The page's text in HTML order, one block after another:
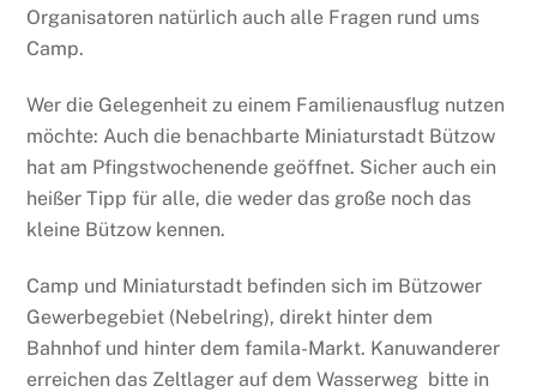
Organisatoren natürlich auch alle Fragen rund ums
Camp.
Wer die Gelegenheit zu einem Familienausflug nutzen
möchte: Auch die benachbarte Miniaturstadt Bützow
hat am Pfingstwochenende geöffnet. Sicher auch ein
heißer Tipp für alle, die weder das große noch das
kleine Bützow kennen.
Camp und Miniaturstadt befinden sich im Bützower
Gewerbegebiet (Nebelring), direkt hinter dem
Bahnhof und hinter dem famila-Markt. Kanuwanderer
erreichen das Zeltlager auf dem Wasserweg  bitte in